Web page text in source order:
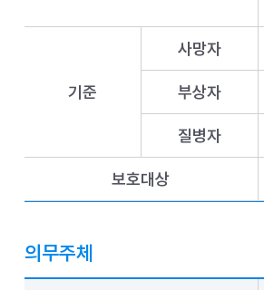
기준
사망자
부상자
질병자
보호대상
의무주체